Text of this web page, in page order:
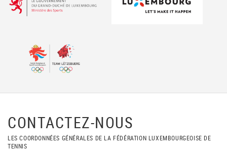
CONTACTEZ-NOUS
LES COORDONNÉES GÉNÉRALES DE LA FÉDÉRATION LUXEMBOURGEOISE DE
TENNIS